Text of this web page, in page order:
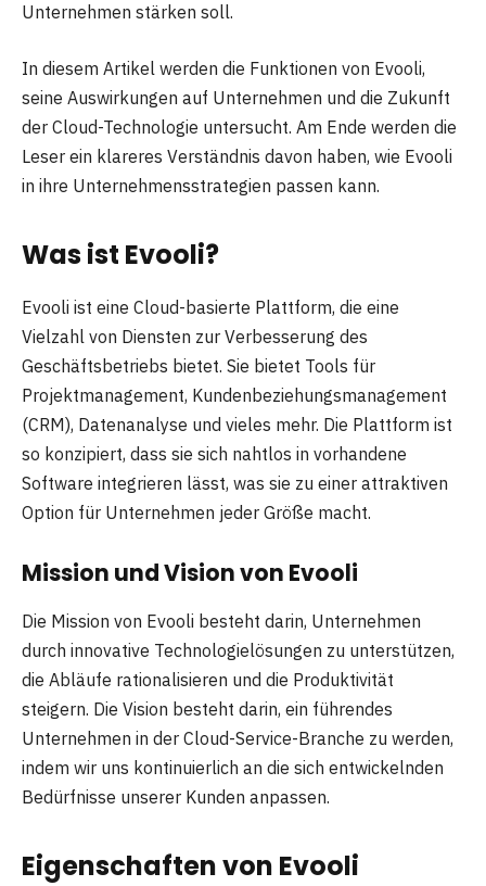
Unternehmen stärken soll.
In diesem Artikel werden die Funktionen von Evooli,
seine Auswirkungen auf Unternehmen und die Zukunft
der Cloud-Technologie untersucht. Am Ende werden die
Leser ein klareres Verständnis davon haben, wie Evooli
in ihre Unternehmensstrategien passen kann.
Was ist Evooli?
Evooli ist eine Cloud-basierte Plattform, die eine
Vielzahl von Diensten zur Verbesserung des
Geschäftsbetriebs bietet. Sie bietet Tools für
Projektmanagement, Kundenbeziehungsmanagement
(CRM), Datenanalyse und vieles mehr. Die Plattform ist
so konzipiert, dass sie sich nahtlos in vorhandene
Software integrieren lässt, was sie zu einer attraktiven
Option für Unternehmen jeder Größe macht.
Mission und Vision von Evooli
Die Mission von Evooli besteht darin, Unternehmen
durch innovative Technologielösungen zu unterstützen,
die Abläufe rationalisieren und die Produktivität
steigern. Die Vision besteht darin, ein führendes
Unternehmen in der Cloud-Service-Branche zu werden,
indem wir uns kontinuierlich an die sich entwickelnden
Bedürfnisse unserer Kunden anpassen.
Eigenschaften von Evooli